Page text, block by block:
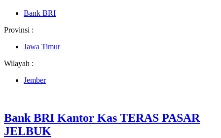
Bank BRI
Provinsi :
Jawa Timur
Wilayah :
Jember
Bank BRI Kantor Kas TERAS PASAR
JELBUK